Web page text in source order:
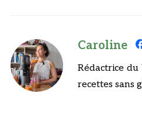
Caroline
Rédactrice
recettes sans